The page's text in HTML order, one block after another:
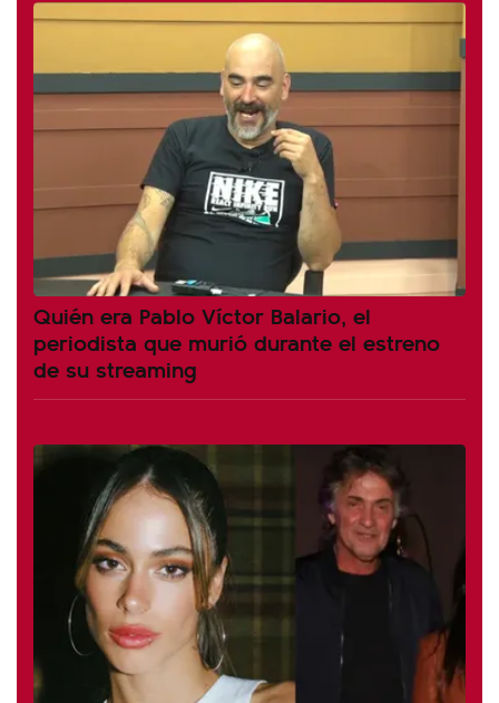
Quién era Pablo Víctor Balario, el
periodista que murió durante el estreno
de su streaming